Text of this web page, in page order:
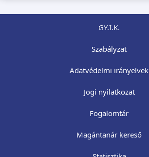
GY.I.K.
Szabályzat
Adatvédelmi irányelvek
Jogi nyilatkozat
Fogalomtár
Magántanár kereső